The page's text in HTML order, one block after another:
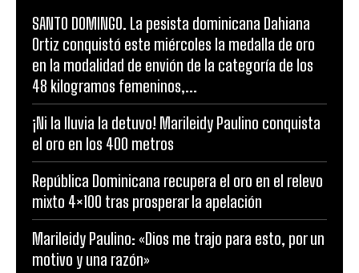
SANTO DOMINGO. La pesista dominicana Dahiana
Ortiz conquistó este miércoles la medalla de oro
en la modalidad de envión de la categoría de los
48 kilogramos femeninos,...
¡Ni la lluvia la detuvo! Marileidy Paulino conquista
el oro en los 400 metros
República Dominicana recupera el oro en el relevo
mixto 4×100 tras prosperar la apelación
Marileidy Paulino: «Dios me trajo para esto, por un
motivo y una razón»